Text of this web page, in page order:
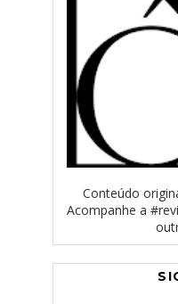
Conteúdo
Acompanhe a